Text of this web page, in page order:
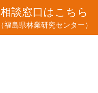
相談窓口はこちら
（福島県林業研究センター）